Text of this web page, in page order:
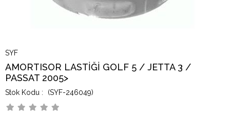
SYF
AMORTISOR LASTİĞİ GOLF 5 / JETTA 3 /
PASSAT 2005>
(SYF-246049)